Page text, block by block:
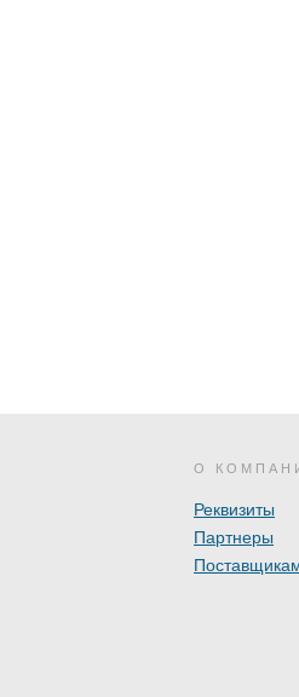
О
Реквизиты
Партнеры